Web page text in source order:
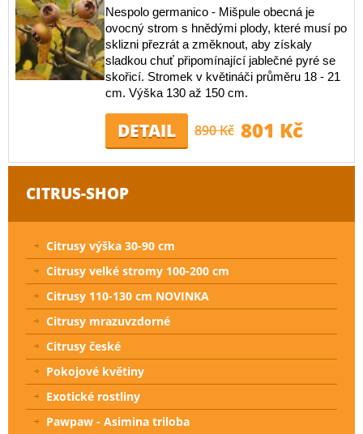
Nespolo germanico - Mišpule obecná je
ovocný strom s hnědými plody, které musí po
sklizni přezrát a změknout, aby získaly
sladkou chuť připomínající jablečné pyré se
skořicí. Stromek v květináči průměru 18 - 21
cm. Výška 130 až 150 cm.
DETAIL 890 Kč 801 Kč
CITRUS-SHOP
Citrusy výška 30-90 cm
Citrusy velké stromy 100-200 cm
Citrusy 110-130 cm NOVINKA
Citrusy mrazuvzdorné
Citrusy české
Pokojové květiny
Exotické rostliny
Pawpaw - Asimina triloba